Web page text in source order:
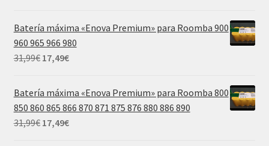
original
era:
39,99€.
actual
es:
21,99€.
Batería máxima «Enova Premium» para Roomba 900
960 965 966 980
31,99€ El
original
era:
31,99€.
17,49€El
actual
es:
17,49€.
Batería máxima «Enova Premium» para Roomba 800
850 860 865 866 870 871 875 876 880 886 890
31,99€ El
17,49€El